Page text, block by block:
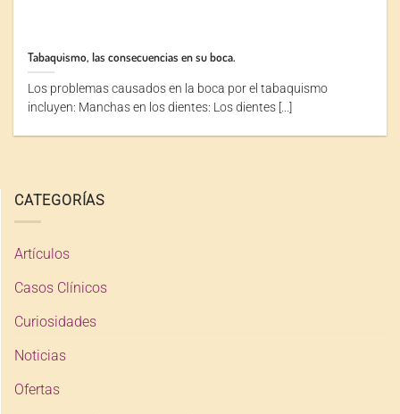
Tabaquismo, las consecuencias en su boca.
Los problemas causados en la boca por el tabaquismo
incluyen: Manchas en los dientes: Los dientes [...]
CATEGORÍAS
Artículos
Casos Clínicos
Curiosidades
Noticias
Ofertas